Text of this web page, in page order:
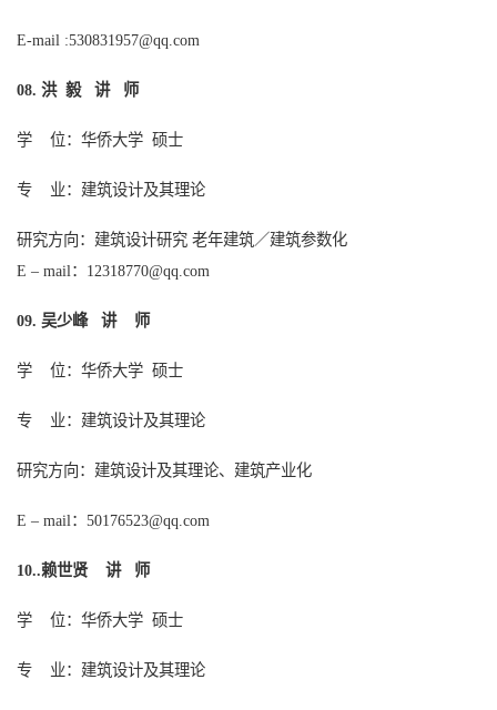
E-mail :530831957@qq.com
08. 洪 毅 讲 师
学 位：华侨大学 硕士
专 业：建筑设计及其理论
研究方向：建筑设计研究 老年建筑／建筑参数化
E – mail： 12318770@qq.com
09. 吴少峰 讲 师
学 位：华侨大学 硕士
专 业：建筑设计及其理论
研究方向： 建筑设计及其理论、建筑产业化
E – mail： 50176523@qq.com
10..赖世贤 讲 师
学 位：华侨大学 硕士
专 业：建筑设计及其理论